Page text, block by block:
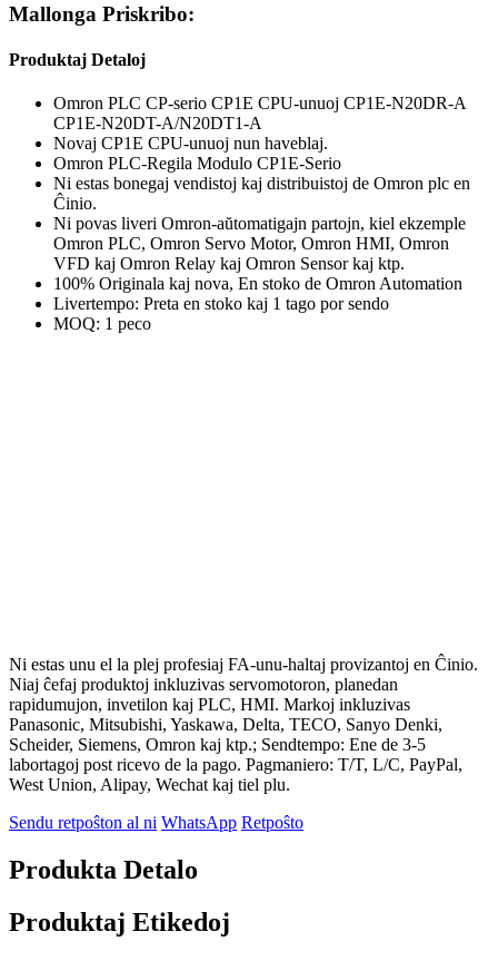
Mallonga Priskribo:
Produktaj Detaloj
Omron PLC CP-serio CP1E CPU-unuoj CP1E-N20DR-A
CP1E-N20DT-A/N20DT1-A
Novaj CP1E CPU-unuoj nun haveblaj.
Omron PLC-Regila Modulo CP1E-Serio
Ni estas bonegaj vendistoj kaj distribuistoj de Omron plc en
Ĉinio.
Ni povas liveri Omron-aŭtomatigajn partojn, kiel ekzemple
Omron PLC, Omron Servo Motor, Omron HMI, Omron
VFD kaj Omron Relay kaj Omron Sensor kaj ktp.
100% Originala kaj nova, En stoko de Omron Automation
Livertempo: Preta en stoko kaj 1 tago por sendo
MOQ: 1 peco
Ni estas unu el la plej profesiaj FA-unu-haltaj provizantoj en Ĉinio.
Niaj ĉefaj produktoj inkluzivas servomotoron, planedan
rapidumujon, invetilon kaj PLC, HMI. Markoj inkluzivas
Panasonic, Mitsubishi, Yaskawa, Delta, TECO, Sanyo Denki,
Scheider, Siemens, Omron kaj ktp.; Sendtempo: Ene de 3-5
labortagoj post ricevo de la pago. Pagmaniero: T/T, L/C, PayPal,
West Union, Alipay, Wechat kaj tiel plu.
Sendu retpoŝton al ni WhatsApp Retpoŝto
Produkta Detalo
Produktaj Etikedoj